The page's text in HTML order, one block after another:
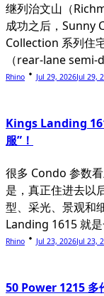
继列治文山（
成功之后，Sunny
Collection 系列住
（rear-lane
Rhino Jul 29, 2026Jul 29,
Kings Landing
服”！
很多 Condo 参数
是，真正住进去以
型、采光、景观和
Landing 1615 就是
Rhino Jul 23, 2026Jul 23,
50 Power 1215 多